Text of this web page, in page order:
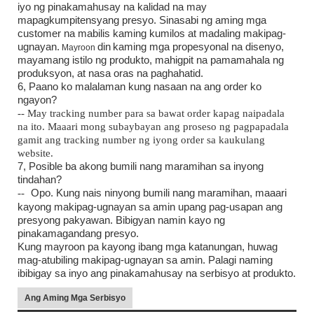
iyo ng pinakamahusay na kalidad na may
mapagkumpitensyang presyo. Sinasabi ng aming mga
customer na mabilis kaming kumilos at madaling makipag-
ugnayan. Mayroon din kaming mga propesyonal na disenyo,
mayamang istilo ng produkto, mahigpit na pamamahala ng
produksyon, at nasa oras na paghahatid.
6, Paano ko malalaman kung nasaan na ang order ko
ngayon?
-- May tracking number para sa bawat order kapag naipadala
na ito. Maaari mong subaybayan ang proseso ng pagpapadala
gamit ang tracking number ng iyong order sa kaukulang
website.
7, Posible ba akong bumili nang maramihan sa inyong
tindahan?
-- Opo. Kung nais ninyong bumili nang maramihan, maaari
kayong makipag-ugnayan sa amin upang pag-usapan ang
presyong pakyawan. Bibigyan namin kayo ng
pinakamagandang presyo.
Kung mayroon pa kayong ibang mga katanungan, huwag
mag-atubiling makipag-ugnayan sa amin. Palagi naming
ibibigay sa inyo ang pinakamahusay na serbisyo at produkto.
Ang Aming Mga Serbisyo